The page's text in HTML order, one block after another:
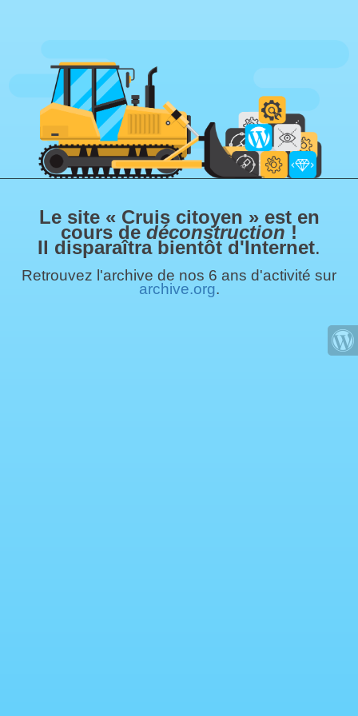
Le site « Cruis citoyen » est en
cours de déconstruction !
Il disparaîtra bientôt d'Internet.
Retrouvez l'archive de nos 6 ans d'activité sur
archive.org.